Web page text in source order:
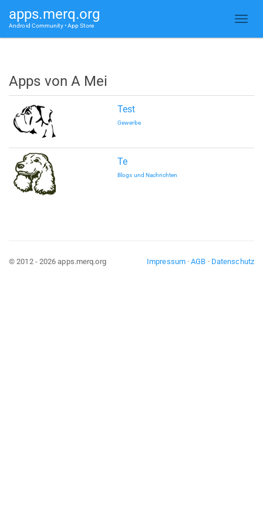
apps.merq.org
Android Community • App Store
Apps von A Mei
Test
Gewerbe
Te
Blogs und Nachrichten
Impressum·AGB · Datenschutz
© 2012 - 2026 apps.merq.org